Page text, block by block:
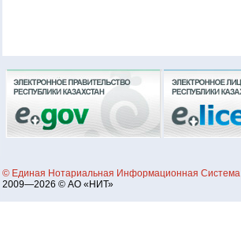
© Единая Нотариальная Информационная Система
2009—2026 © АО «НИТ»